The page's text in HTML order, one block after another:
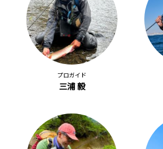
プロガイド
三浦 毅